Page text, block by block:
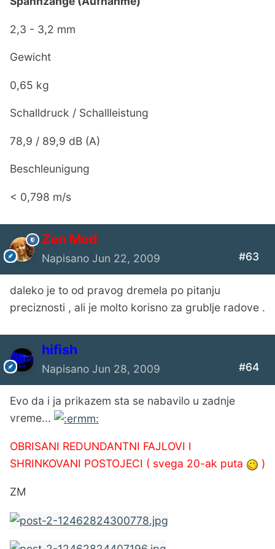
2,3 - 3,2 mm
Gewicht
0,65 kg
Schalldruck / Schallleistung
78,9 / 89,9 dB (A)
Beschleunigung
< 0,798 m/s
Zen Mod
Napisano Jun 22, 2009 #63
daleko je to od pravog dremela po pitanju
preciznosti , ali je molto korisno za grublje radove .
hifish
Napisano Jun 28, 2009 #64
Evo da i ja prikazem sta se nabavilo u zadnje
vreme...
OBRISANI REDUNDANTNI FAJLOVI I
SHRINKOVANI POSTOJECI ( svega 20-ak puta
)
ZM